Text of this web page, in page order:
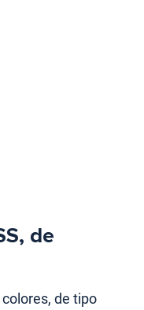
de
de tipo